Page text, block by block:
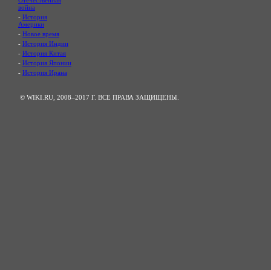
война
- История
Америки
- Новое время
- История Индии
- История Китая
- История Японии
- История Ирана
© WIKI.RU, 2008–2017 Г. ВСЕ ПРАВА ЗАЩИЩЕНЫ.